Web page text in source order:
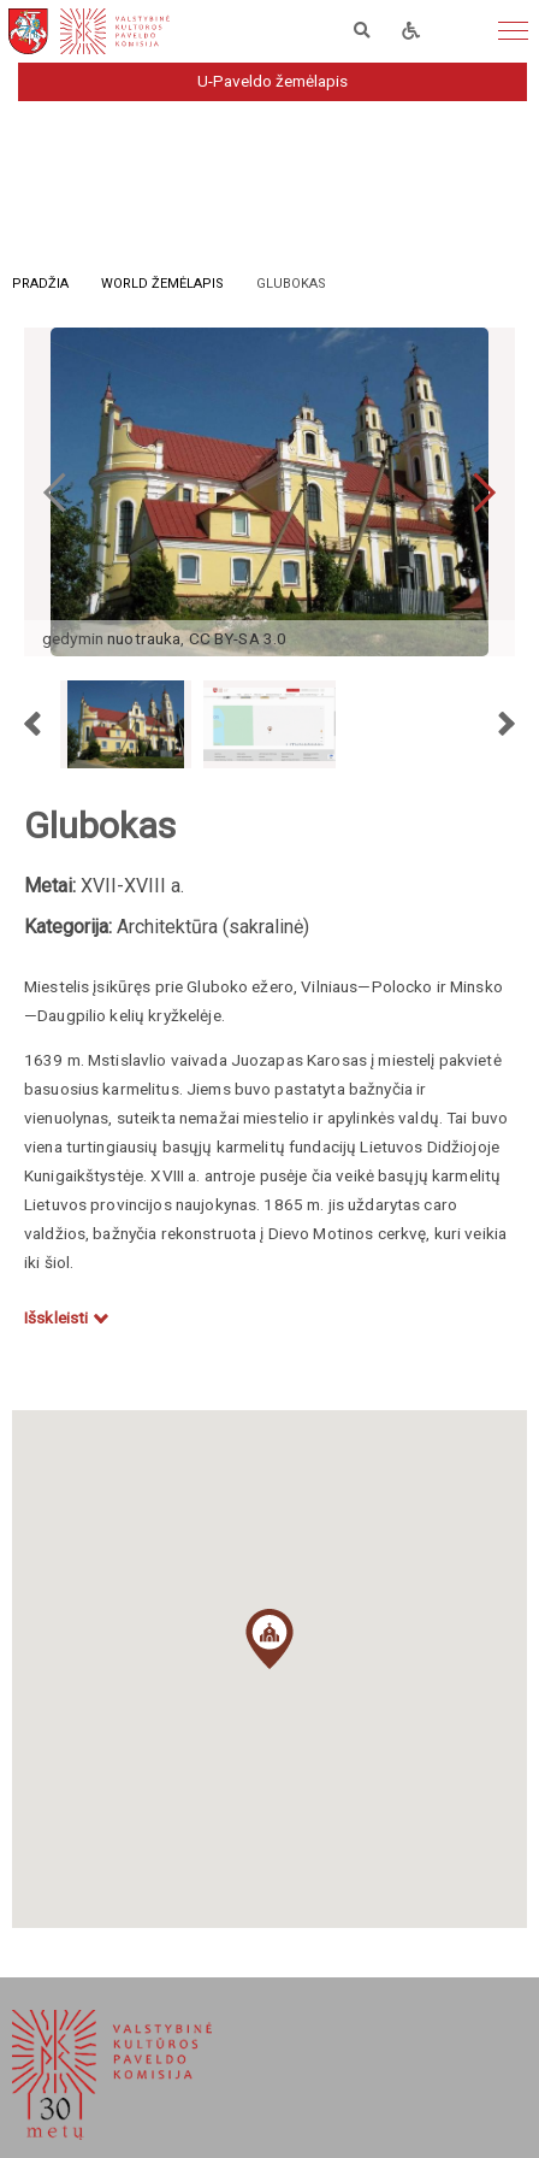
U-Paveldo žemėlapis
PRADŽIA WORLD ŽEMĖLAPIS GLUBOKAS
gedyminnuotrauka ,CC BY-SA 3.0
Glubokas
Metai: XVII-XVIII a.
Kategorija: Architektūra (sakralinė)
Miestelis įsikūręs prie Gluboko ežero, Vilniaus—Polocko ir Minsko
—Daugpilio kelių kryžkelėje.
1639 m. Mstislavlio vaivada Juozapas Karosas į miestelį pakvietė
basuosius karmelitus. Jiems buvo pastatyta bažnyčia ir
vienuolynas, suteikta nemažai miestelio ir apylinkės valdų. Tai buvo
viena turtingiausių basųjų karmelitų fundacijų Lietuvos Didžiojoje
Kunigaikštystėje. XVIII a. antroje pusėje čia veikė basųjų karmelitų
Lietuvos provincijos naujokynas. 1865 m. jis uždarytas caro
valdžios, bažnyčia rekonstruota į Dievo Motinos cerkvę, kuri veikia
iki šiol.
Kitoje aikštės pusėje — Švč. Trejybės bažnyčia. Dabar 1764—1782
Račiūnaitė, Tojana, Vadovas po Lietuvos Didžiąją Kunigaikštystę,
Išskleisti